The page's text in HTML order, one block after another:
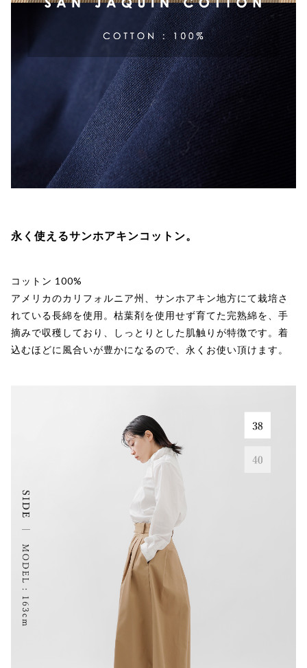
永く使えるサンホアキンコットン。
コットン 100%
アメリカのカリフォルニア州、サンホアキン地方にて栽培さ
れている長綿を使用。枯葉剤を使用せず育てた完熟綿を、手
摘みで収穫しており、しっとりとした肌触りが特徴です。着
込むほどに風合いが豊かになるので、永くお使い頂けます。